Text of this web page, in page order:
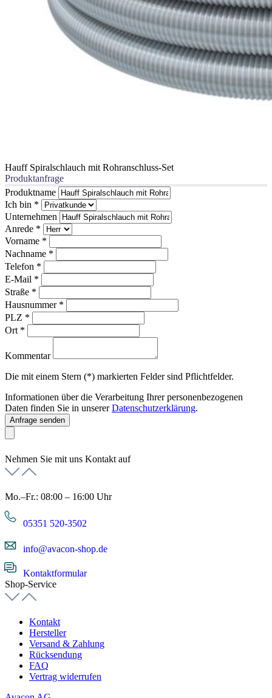
Hauff Spiralschlauch mit Rohranschluss-Set
Produktanfrage
Produktname
Ich bin *
Unternehmen
Anrede *
Vorname *
Nachname *
Telefon *
E-Mail *
Straße *
Hausnummer *
PLZ *
Ort *
Kommentar
Die mit einem Stern (*) markierten Felder sind Pflichtfelder.
Informationen über die Verarbeitung Ihrer personenbezogenen
Daten finden Sie in unsererDatenschutzerklärung.
Anfrage senden
Nehmen Sie mit uns Kontakt auf
Mo.–Fr.: 08:00 – 16:00 Uhr
05351 520-3502
info@avacon-shop.de
Kontaktformular
Shop-Service
Kontakt
Hersteller
Versand & Zahlung
Rücksendung
FAQ
Vertrag widerrufen